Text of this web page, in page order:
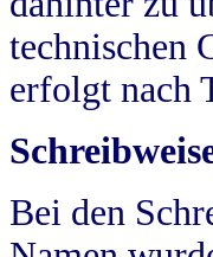
technischen
erfolgt nach
Bei den